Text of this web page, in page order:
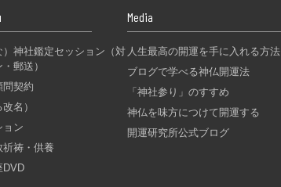
）神社鑑定セッション（対
郵送）
問契約
名）
ョン
祷・供養
DVD
Media
人生最高の開運を手に入れる方法
ブログで学べる神仏開運法
「神社参り」のすすめ
神仏を味方につけて開運する
開運研究所公式ブログ